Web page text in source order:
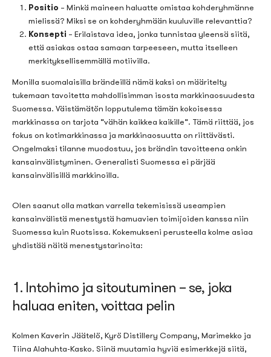
Positio – Minkä maineen haluatte omistaa kohderyhmänne
mielissä? Miksi se on kohderyhmään kuuluville relevanttia?
Konsepti – Erilaistava idea, jonka tunnistaa yleensä siitä,
että asiakas ostaa samaan tarpeeseen, mutta itselleen
merkityksellisemmällä motiivilla.
Monilla suomalaisilla brändeillä nämä kaksi on määritelty
tukemaan tavoitetta mahdollisimman isosta markkinaosuudesta
Suomessa. Väistämätön lopputulema tämän kokoisessa
markkinassa on tarjota ”vähän kaikkea kaikille”. Tämä riittää, jos
fokus on kotimarkkinassa ja markkinaosuutta on riittävästi.
Ongelmaksi tilanne muodostuu, jos brändin tavoitteena onkin
kansainvälistyminen. Generalisti Suomessa ei pärjää
kansainvälisillä markkinoilla.
Olen saanut olla matkan varrella tekemisissä useampien
kansainvälistä menestystä hamuavien toimijoiden kanssa niin
Suomessa kuin Ruotsissa. Kokemukseni perusteella kolme asiaa
yhdistää näitä menestystarinoita:
1. Intohimo ja sitoutuminen – se, joka
haluaa eniten, voittaa pelin
Kolmen Kaverin Jäätelö, Kyrö Distillery Company, Marimekko ja
Tiina Alahuhta-Kasko. Siinä muutamia hyviä esimerkkejä siitä,